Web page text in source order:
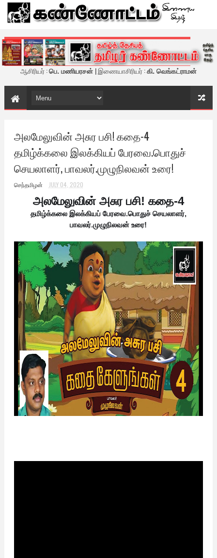
கண்ணோட்டம் - இணைய இதழ்
ஆசிரியர் :பெ. மணியரசன் | இணையாசிரியர் :கி. வெங்கட்ராமன்
அலமேலுவின் அசுர பசி! கதை-4
தமிழ்க்கலை இலக்கியப் பேரவை.பொதுச்
செயலாளர், பாவலர்.முழுநிலவன் உரை!
செந்தமிழன் JULY 04, 2020
அலமேலுவின் அசுர பசி! கதை-4
தமிழ்க்கலை இலக்கியப் பேரவை.பொதுச் செயலாளர்,
பாவலர்.முழுநிலவன் உரை!